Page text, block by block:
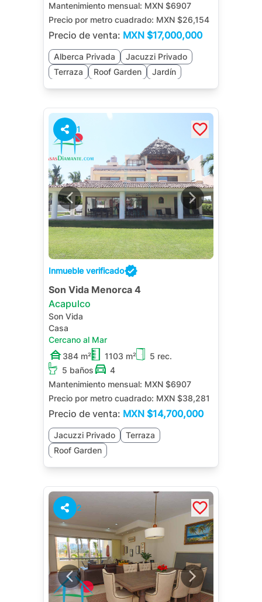
Mantenimiento mensual: MXN $6907
Precio por metro cuadrado: MXN $26,154
Precio de venta: MXN $17,000,000
Alberca Privada
Jacuzzi Privado
Terraza
Roof Garden Jardín
1
Inmueble verificado
Son Vida Menorca 4
Acapulco
Son Vida
Casa
Cercano al Mar
384 m²
1103 m²
5 rec.
5 baños
4
Mantenimiento mensual: MXN $6907
Precio por metro cuadrado: MXN $38,281
Precio de venta: MXN $14,700,000
Jacuzzi Privado
Terraza
Roof Garden
2